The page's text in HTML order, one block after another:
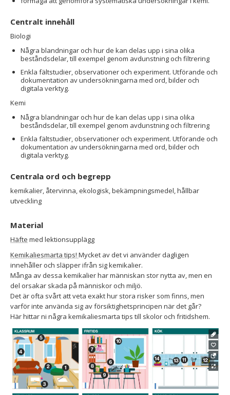
Centralt innehåll
Biologi
Några blandningar och hur de kan delas upp i sina olika
beståndsdelar, till exempel genom avdunstning och filtrering
Enkla fältstudier, observationer och experiment. Utförande och
dokumentation av undersökningarna med ord, bilder och
digitala verktyg.
Kemi
Några blandningar och hur de kan delas upp i sina olika
beståndsdelar, till exempel genom avdunstning och filtrering
Enkla fältstudier, observationer och experiment. Utförande och
dokumentation av undersökningarna med ord, bilder och
digitala verktyg.
Centrala ord och begrepp
kemikalier, återvinna, ekologisk, bekämpningsmedel, hållbar
utveckling
Material
Häfte med lektionsupplägg
Kemikaliesmarta tips! Mycket av det vi använder dagligen
innehåller och släpper ifrån sig kemikalier.
Många av dessa kemikalier har människan stor nytta av, men en
del orsakar skada på människor och miljö.
Det är ofta svårt att veta exakt hur stora risker som finns, men
varför inte använda sig av försiktighetsprincipen när det går?
Här hittar ni några kemikaliesmarta tips till skolor och fritidshem.